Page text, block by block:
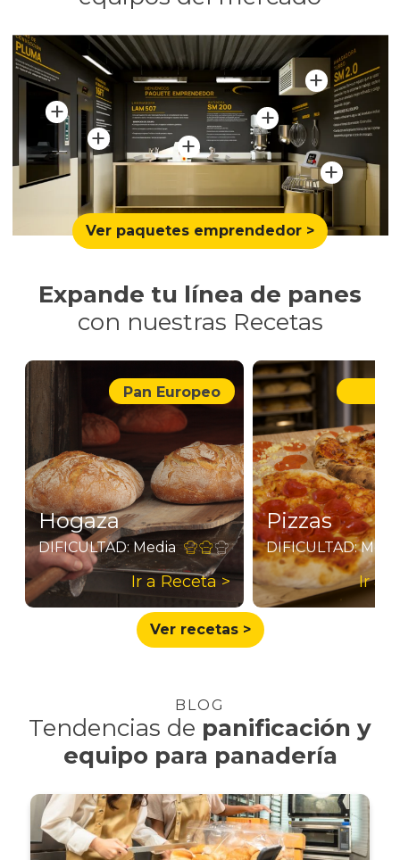
+
+ +
+
+
+
Ver paquetes emprendedor >
Expande tu línea de panes
con nuestras Recetas
Pan Europeo
Hogaza
DIFICULTAD: Media
Ir a Receta >
Pizzas
DIFICULTAD:
Ir a
Ver recetas >
BLOG
Tendencias de panificación y
equipo para panadería